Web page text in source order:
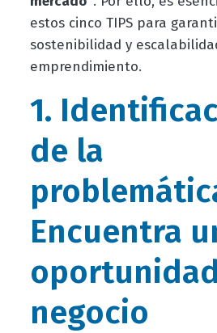
estos cinco TIPS para
sostenibilidad y
emprendimiento.
1.
de la
Encuentra
negocio